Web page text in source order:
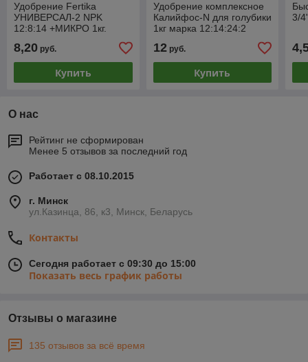
Удобрение Fertika
УНИВЕРСАЛ-2 NPK
12:8:14 +МИКРО 1кг.
8,20 руб.
Купить
Удобрение комплексное
Калийфос-N для голубики
1кг марка 12:14:24:2
12руб.
Купить
3/
О нас
Рейтинг не сформирован
Менее 5 отзывов за последний год
Работает с 08.10.2015
г. Минск
ул.Казинца, 86, к3, Минск, Беларусь
Контакты
Сегодня работает с 09:30 до 15:00
Показать весь график работы
Отзывы о магазине
135 отзывов за всё время